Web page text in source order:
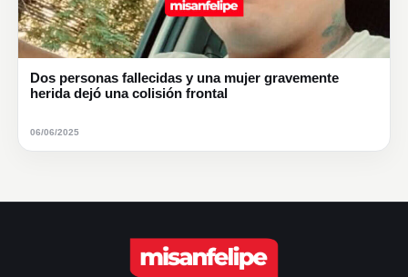
Dos personas fallecidas y una mujer gravemente
herida dejó una colisión frontal
06/06/2025